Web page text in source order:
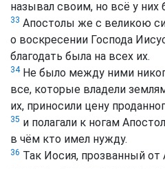
называл своим, но всё у них
33 Апостолы же с великою
о воскресении Господа
благодать была на всех их.
34Не было между ними
все, которые владели
их, приносили цену
35 и полагали к ногам
в чём кто имел нужду.
36 Так Иосия, прозванный